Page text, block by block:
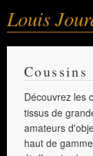
Louis
Découvrez les
tissus de
amateurs
haut de